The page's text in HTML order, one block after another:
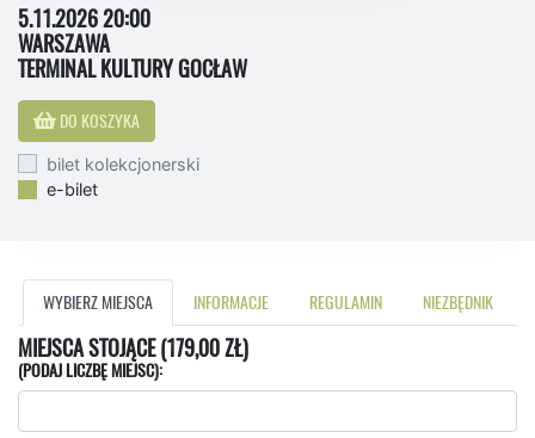
5.11.2026 20:00
WARSZAWA
TERMINAL KULTURY GOCŁAW
DO KOSZYKA
bilet kolekcjonerski
e-bilet
WYBIERZ MIEJSCA INFORMACJE REGULAMIN NIEZBĘDNIK
MIEJSCA STOJĄCE (179,00 ZŁ)
(PODAJ LICZBĘ MIEJSC):